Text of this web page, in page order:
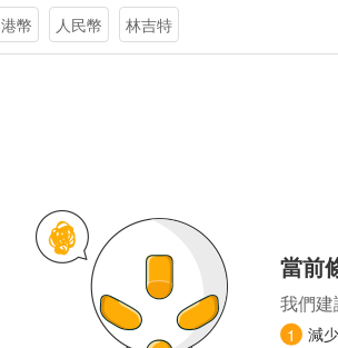
港幣 人民幣 林吉特
當前
我們
1
減